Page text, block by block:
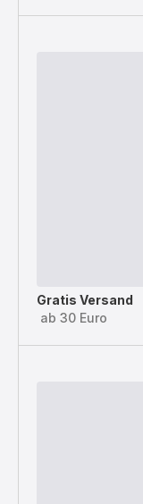
Gratis Versand
ab 30 Euro